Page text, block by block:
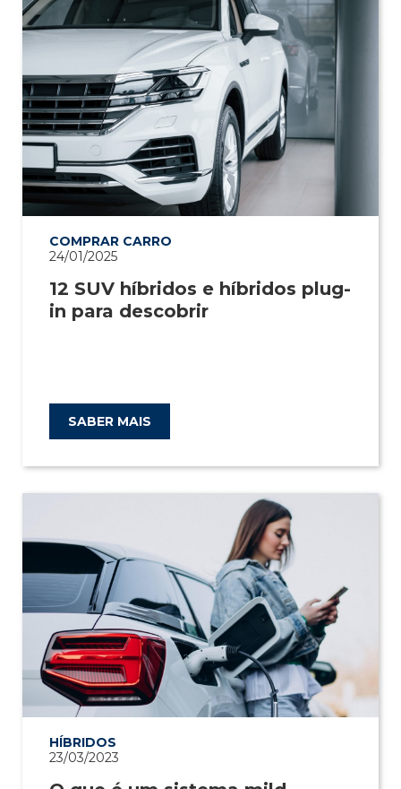
COMPRAR CARRO
24/01/2025
12 SUV híbridos e híbridos plug-
in para descobrir
SABER MAIS
HÍBRIDOS
23/03/2023